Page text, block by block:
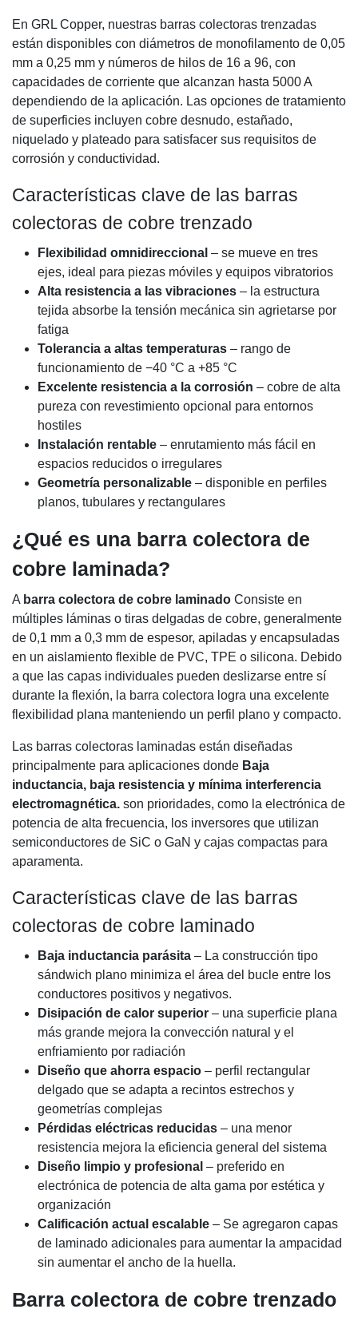
En GRL Copper, nuestras barras colectoras trenzadas
están disponibles con diámetros de monofilamento de 0,05
mm a 0,25 mm y números de hilos de 16 a 96, con
capacidades de corriente que alcanzan hasta 5000 A
dependiendo de la aplicación. Las opciones de tratamiento
de superficies incluyen cobre desnudo, estañado,
niquelado y plateado para satisfacer sus requisitos de
corrosión y conductividad.
Características clave de las barras
colectoras de cobre trenzado
Flexibilidad omnidireccional – se mueve en tres
ejes, ideal para piezas móviles y equipos vibratorios
Alta resistencia a las vibraciones – la estructura
tejida absorbe la tensión mecánica sin agrietarse por
fatiga
Tolerancia a altas temperaturas – rango de
funcionamiento de −40 °C a +85 °C
Excelente resistencia a la corrosión – cobre de alta
pureza con revestimiento opcional para entornos
hostiles
Instalación rentable – enrutamiento más fácil en
espacios reducidos o irregulares
Geometría personalizable – disponible en perfiles
planos, tubulares y rectangulares
¿Qué es una barra colectora de
cobre laminada?
A barra colectora de cobre laminado Consiste en
múltiples láminas o tiras delgadas de cobre, generalmente
de 0,1 mm a 0,3 mm de espesor, apiladas y encapsuladas
en un aislamiento flexible de PVC, TPE o silicona. Debido
a que las capas individuales pueden deslizarse entre sí
durante la flexión, la barra colectora logra una excelente
flexibilidad plana manteniendo un perfil plano y compacto.
Las barras colectoras laminadas están diseñadas
principalmente para aplicaciones donde Baja
inductancia, baja resistencia y mínima interferencia
electromagnética. son prioridades, como la electrónica de
potencia de alta frecuencia, los inversores que utilizan
semiconductores de SiC o GaN y cajas compactas para
aparamenta.
Características clave de las barras
colectoras de cobre laminado
Baja inductancia parásita – La construcción tipo
sándwich plano minimiza el área del bucle entre los
conductores positivos y negativos.
Disipación de calor superior – una superficie plana
más grande mejora la convección natural y el
enfriamiento por radiación
Diseño que ahorra espacio – perfil rectangular
delgado que se adapta a recintos estrechos y
geometrías complejas
Pérdidas eléctricas reducidas – una menor
resistencia mejora la eficiencia general del sistema
Diseño limpio y profesional – preferido en
electrónica de potencia de alta gama por estética y
organización
Calificación actual escalable – Se agregaron capas
de laminado adicionales para aumentar la ampacidad
sin aumentar el ancho de la huella.
Barra colectora de cobre trenzado